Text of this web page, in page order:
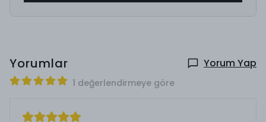
Yorumlar Yorum Yap
1 değerlendirmeye göre